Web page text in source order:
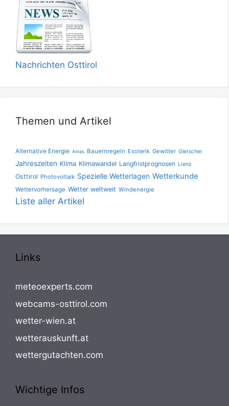
Nachrichten Osttirol
Themen und Artikel
Alternative Energie Anras Bauernregeln Esoterik Gewitter Gletscher
Jahreszeiten Klima Klimawandel Langfristprognosen Lienz
Osttirol Photovoltaik Spezielle Wetterlagen Wetterkunde
Wettervorhersage Wetter weltweit Windenergie
Liste aller Artikel
Links
meteoexperts.com
webcams-osttirol.com
wetter-wien.at
wetterauskunft.at
wettergutachten.com
Wichtige Infos